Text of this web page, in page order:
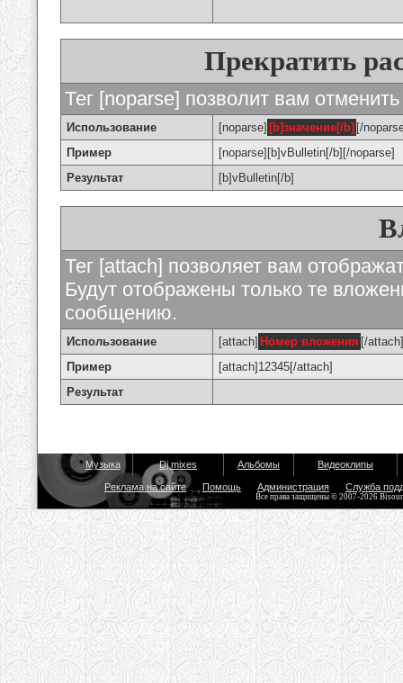
Прекратить
Тег [noparse] позволит вам
Использование [noparse] [b]значение[/b] [/
Пример
[noparse][b]vBulletin[/b][/noparse]
Результат
[b]vBulletin[/b]
Тег [attach] позволяет вам
Будут отображены только те
сообщению.
Использование [attach] Номер вложения [/attach]
Пример
[attach]12345[/attach]
Результат
Музыка Dj mixes Альбомы Видеоклипы
Реклама на сайте Помощь Администрация Служба
Все права защищены © 2007-2026